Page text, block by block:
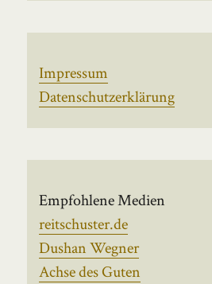
Impressum
Datenschutzerklärung
Empfohlene Medien
reitschuster.de
Dushan Wegner
Achse des Guten